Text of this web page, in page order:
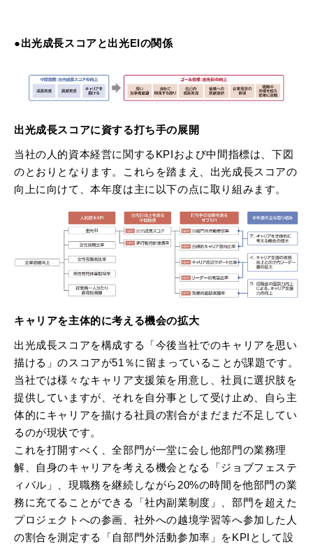
●出光成長スコアと出光EIの関係
出光成長スコアに資する打ち手の展開
当社の人的資本経営に関するKPIおよび中間指標は、下図
のとおりとなります。これらを踏まえ、出光成長スコアの
向上に向けて、本年度は主に以下の点に取り組みます。
キャリアを主体的に考える機会の拡大
出光成長スコアを構成する「今後当社でのキャリアを思い
描ける」のスコアが51％に留まっていることが課題です。
当社では様々なキャリア支援策を用意し、社員に選択肢を
提供していますが、それを自分事として受け止め、自ら主
体的にキャリアを描ける社員の割合がまだまだ不足してい
るのが現状です。
これを打開すべく、全部門が一堂に会し他部門の業務理
解、自身のキャリアを考える機会となる「ジョブフェステ
ィバル」、現職務を継続しながら20%の時間を他部門の業
務に充てることができる「社内副業制度」、部門を超えた
プロジェクトへの参画、社外への越境学習等へ参加した人
の割合を測定する「自部門外活動参加率」をKPIとして設